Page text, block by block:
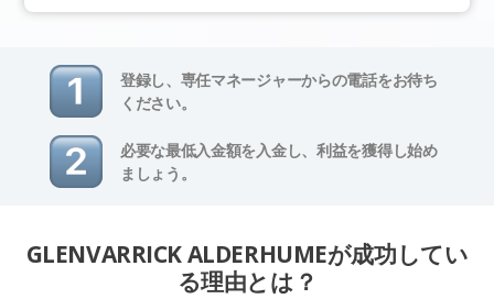
登録し、専任マネージャーからの電話をお待ち
ください。
必要な最低入金額を入金し、利益を獲得し始め
ましょう。
GLENVARRICK ALDERHUMEが成功してい
る理由とは？